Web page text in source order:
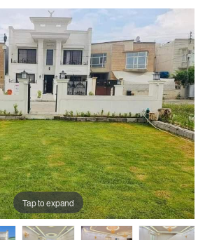
Tap to expand